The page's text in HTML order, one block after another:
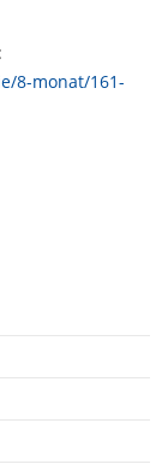
8-monat/161-